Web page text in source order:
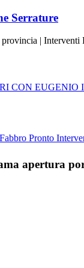
Serrature
|
CON EUGENIO
Fabbro Pronto
apertura